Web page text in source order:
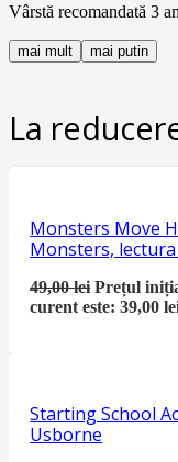
Vârstă recomandată 3
mai mult mai putin
La
Monsters Move
Monsters,
49,00lei Prețul
curent este: 39,00
Starting School
Usborne